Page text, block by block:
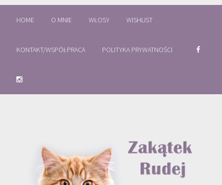
HOME O MNIE WŁOSY WISHLIST
KONTAKT/WSPÓŁPRACA POLITYKA PRYWATNOŚCI